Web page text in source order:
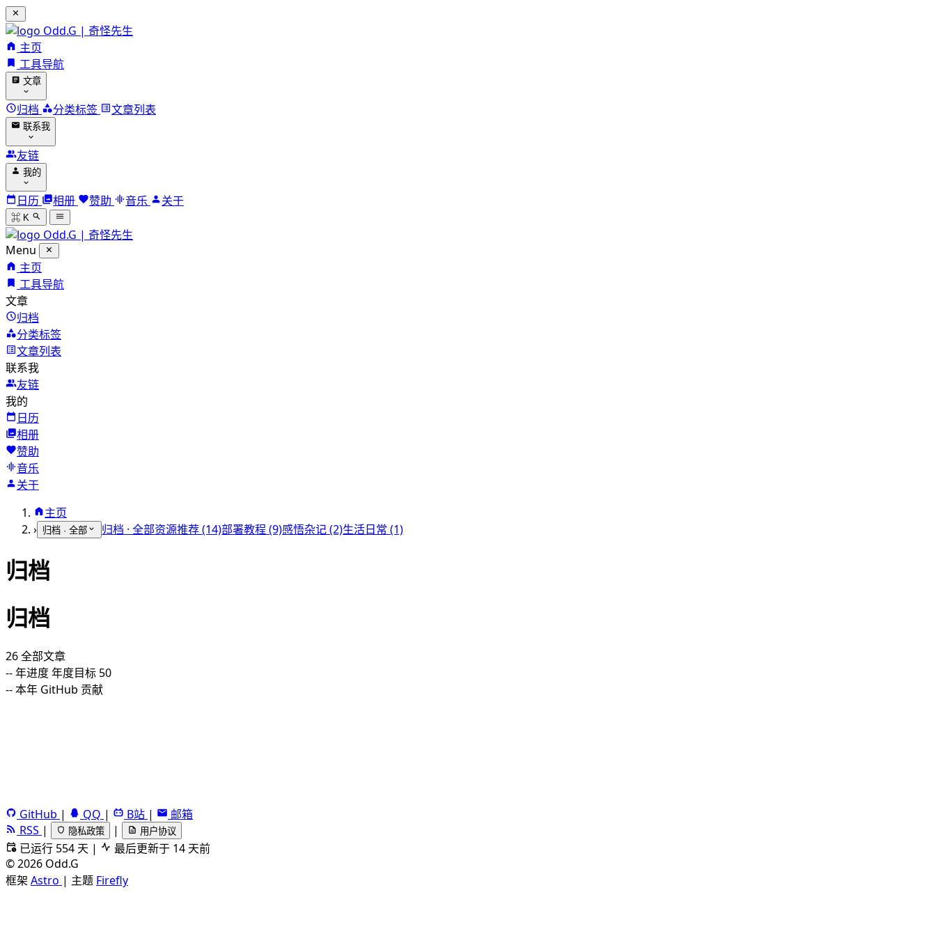
Odd.G | 奇怪先生
主页
工具导航
文章
归档 分类标签 文章列表
联系我
友链
我的
日历 相册 赞助 音乐 关于
⌘ K
Odd.G | 奇怪先生
Menu
主页
工具导航
文章
归档
分类标签
文章列表
联系我
友链
我的
日历
相册
赞助
音乐
关于
主页
› 归档 · 全部 归档 · 全部资源推荐 (14)部署教程 (9)感悟杂记 (2)生活日常 (1)
归档
归档
26全部文章
--年进度年度目标 50
--本年 GitHub 贡献
GitHub | QQ | B站 |
邮箱
RSS | 隐私政策 | 用户协议
已运行 554 天 |
最后更新于 14 天前
©2026 Odd.G
框架 Astro | 主题 Firefly